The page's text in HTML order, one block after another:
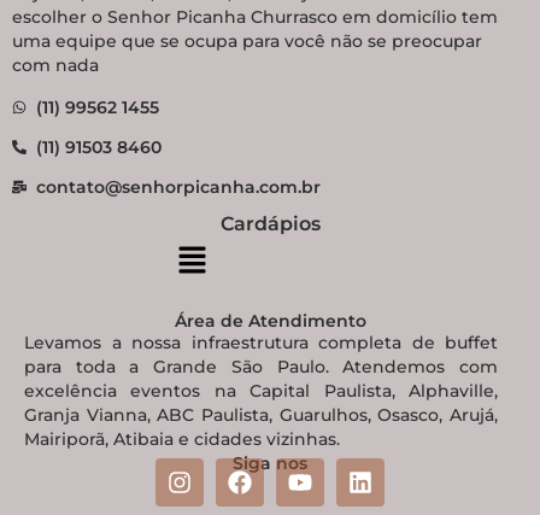
escolher o Senhor Picanha Churrasco em domicílio tem
uma equipe que se ocupa para você não se preocupar
com nada
(11) 99562 1455
(11) 91503 8460
contato@senhorpicanha.com.br
Cardápios
Área de Atendimento
Levamos a nossa infraestrutura completa de buffet
para toda a Grande São Paulo. Atendemos com
excelência eventos na Capital Paulista, Alphaville,
Granja Vianna, ABC Paulista, Guarulhos, Osasco, Arujá,
Mairiporã, Atibaia e cidades vizinhas.
Siga nos